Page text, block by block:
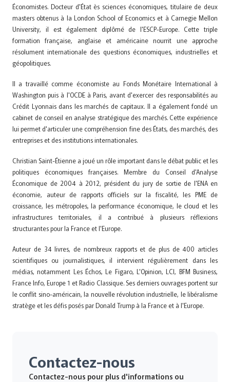
Économistes. Docteur d'État ès sciences économiques, titulaire de deux
masters obtenus à la London School of Economics et à Carnegie Mellon
University, il est également diplômé de l'ESCP-Europe. Cette triple
formation française, anglaise et américaine nourrit une approche
résolument internationale des questions économiques, industrielles et
géopolitiques.
Il a travaillé comme économiste au Fonds Monétaire International à
Washington puis à l'OCDE à Paris, avant d'exercer des responsabilités au
Crédit Lyonnais dans les marchés de capitaux. Il a également fondé un
cabinet de conseil en analyse stratégique des marchés. Cette expérience
lui permet d'articuler une compréhension fine des États, des marchés, des
entreprises et des institutions internationales.
Christian Saint-Étienne a joué un rôle important dans le débat public et les
politiques économiques françaises. Membre du Conseil d'Analyse
Économique de 2004 à 2012, président du jury de sortie de l'ENA en
économie, auteur de rapports officiels sur la fiscalité, les PME de
croissance, les métropoles, la performance économique, le cloud et les
infrastructures territoriales, il a contribué à plusieurs réflexions
structurantes pour la France et l'Europe.
Auteur de 34 livres, de nombreux rapports et de plus de 400 articles
scientifiques ou journalistiques, il intervient régulièrement dans les
médias, notamment Les Échos, Le Figaro, L'Opinion, LCI, BFM Business,
France Info, Europe 1 et Radio Classique. Ses derniers ouvrages portent sur
le conflit sino-américain, la nouvelle révolution industrielle, le libéralisme
stratège et les défis posés par Donald Trump à la France et à l'Europe.
Contactez-nous
Contactez-nous pour plus d'informations ou